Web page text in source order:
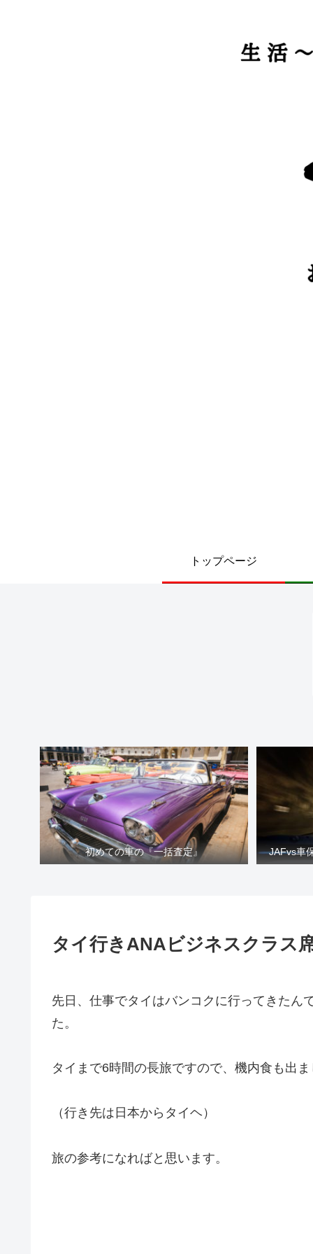
トップページ
初めての車の『一括査定』 JAFvs車
タイ行きANAビジネスクラス
先日、仕事でタイはバンコクに行ってきたん
た。
タイまで6時間の長旅ですので、機内食も出
（行き先は日本からタイヘ）
旅の参考になればと思います。